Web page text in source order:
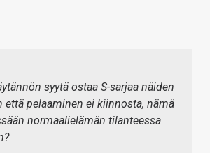
syytä ostaa S-sarjaa näiden
että pelaaminen ei kiinnosta, nämä
normaalielämän tilanteessa